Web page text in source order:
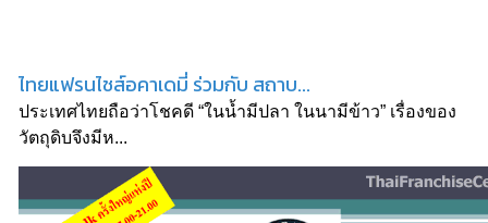
ไทยแฟรนไชส์อคาเดมี่ ร่วมกับ สถาบ...
ประเทศไทยถือว่าโชคดี “ในน้ำมีปลา ในนามีข้าว” เรื่องของ
วัตถุดิบจึงมีห...